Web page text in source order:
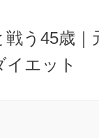
う45歳｜
イエット